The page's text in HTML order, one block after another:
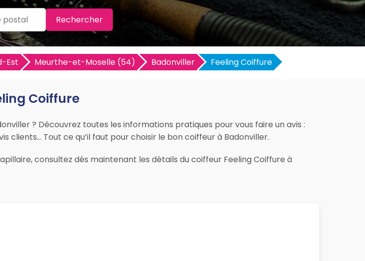
Rechercher
Est Meurthe-et-Moselle (54) Badonviller Feeling Coiffure
Coiffure
? Découvrez toutes les informations pratiques pour vous faire un avis :
clients… Tout ce qu’il faut pour choisir le bon coiffeur à Badonviller.
consultez dès maintenant les détails du coiffeur Feeling Coiffure à